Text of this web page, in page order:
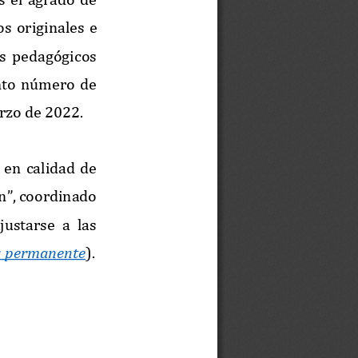
originales  e
pedagógicos
número  de
de 2022.
en  calidad  de
”, coordinado
a  las
permanente).